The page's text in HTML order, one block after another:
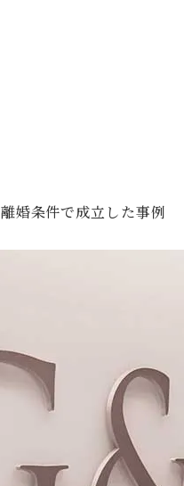
婚条件で成立した事例